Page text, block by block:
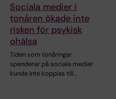
Sociala medier i
tonåren ökade inte
risken för psykisk
ohälsa
Tiden som tonåringar
spenderar på sociala medier
kunde inte kopplas till…